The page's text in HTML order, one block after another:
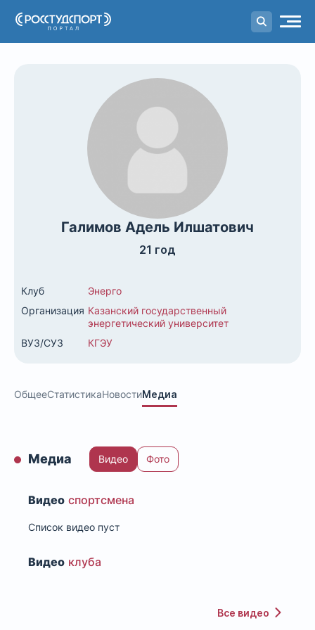
Порталстуденческого спорта
Галимов Адель Илшатович
21 год
Клуб
Энерго
Организация Казанский государственный
энергетический университет
ВУЗ/СУЗ
КГЭУ
ОбщееСтатистикаНовостиМедиа
Медиа Видео Фото
Видео спортсмена
Список видео пуст
Видео клуба
Все видео